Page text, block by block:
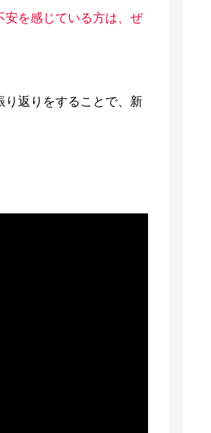
安を感じている方は、ぜ
り返りをすることで、新